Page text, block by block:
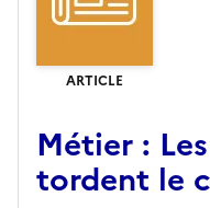
ARTICLE
Métier :
tordent le